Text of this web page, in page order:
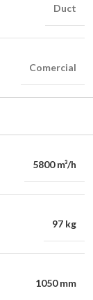
Duct
Comercial
5800 m³/h
97 kg
1050 mm